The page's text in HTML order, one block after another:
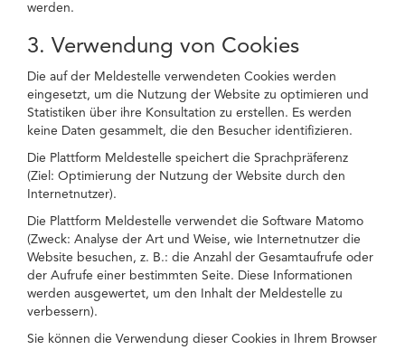
werden.
3. Verwendung von Cookies
Die auf der Meldestelle verwendeten Cookies werden
eingesetzt, um die Nutzung der Website zu optimieren und
Statistiken über ihre Konsultation zu erstellen. Es werden
keine Daten gesammelt, die den Besucher identifizieren.
Die Plattform Meldestelle speichert die Sprachpräferenz
(Ziel: Optimierung der Nutzung der Website durch den
Internetnutzer).
Die Plattform Meldestelle verwendet die Software Matomo
(Zweck: Analyse der Art und Weise, wie Internetnutzer die
Website besuchen, z. B.: die Anzahl der Gesamtaufrufe oder
der Aufrufe einer bestimmten Seite. Diese Informationen
werden ausgewertet, um den Inhalt der Meldestelle zu
verbessern).
Sie können die Verwendung dieser Cookies in Ihrem Browser